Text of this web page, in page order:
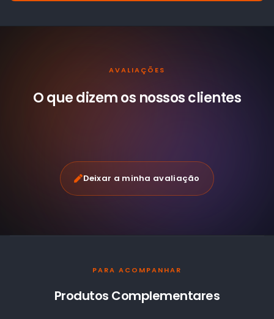
AVALIAÇÕES
O que dizem os nossosclientes
Deixar a minha avaliação
PARA ACOMPANHAR
Produtos Complementares